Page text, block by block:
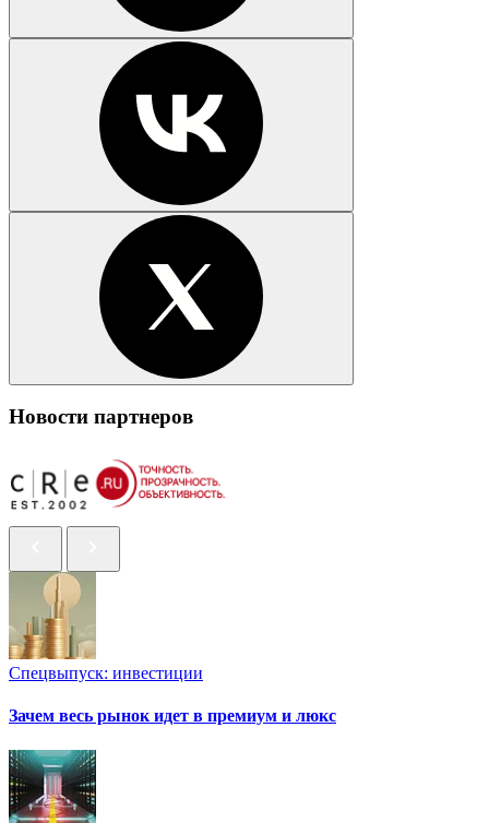
Новости партнеров
Спецвыпуск: инвестиции
Зачем весь рынок идет в премиум и люкс